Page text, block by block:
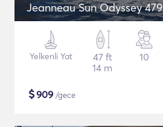
Jeanneau Sun Odyssey 479
Yelkenli Yat
47 ft
14 m
10
$909 /gece